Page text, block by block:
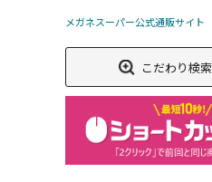
メガネスーパー公式通販サイト
こだわり検索